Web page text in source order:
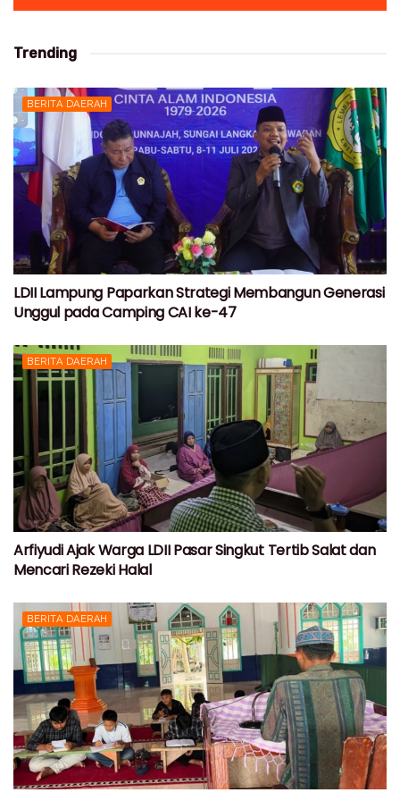
Trending
BERITA DAERAH
LDII Lampung Paparkan Strategi Membangun Generasi
Unggul pada Camping CAI ke-47
BERITA DAERAH
Arfiyudi Ajak Warga LDII Pasar Singkut Tertib Salat dan
Mencari Rezeki Halal
BERITA DAERAH